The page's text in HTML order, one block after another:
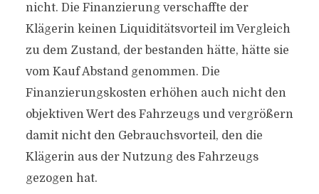
nicht. Die Finanzierung verschaffte der
Klägerin keinen Liquiditätsvorteil im Vergleich
zu dem Zustand, der bestanden hätte, hätte sie
vom Kauf Abstand genommen. Die
Finanzierungskosten erhöhen auch nicht den
objektiven Wert des Fahrzeugs und vergrößern
damit nicht den Gebrauchsvorteil, den die
Klägerin aus der Nutzung des Fahrzeugs
gezogen hat.